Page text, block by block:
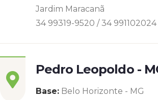
Jardim Maracanã
34 99319-9520 / 34 991102024
Pedro Leopoldo -
Base: Belo Horizonte - MG